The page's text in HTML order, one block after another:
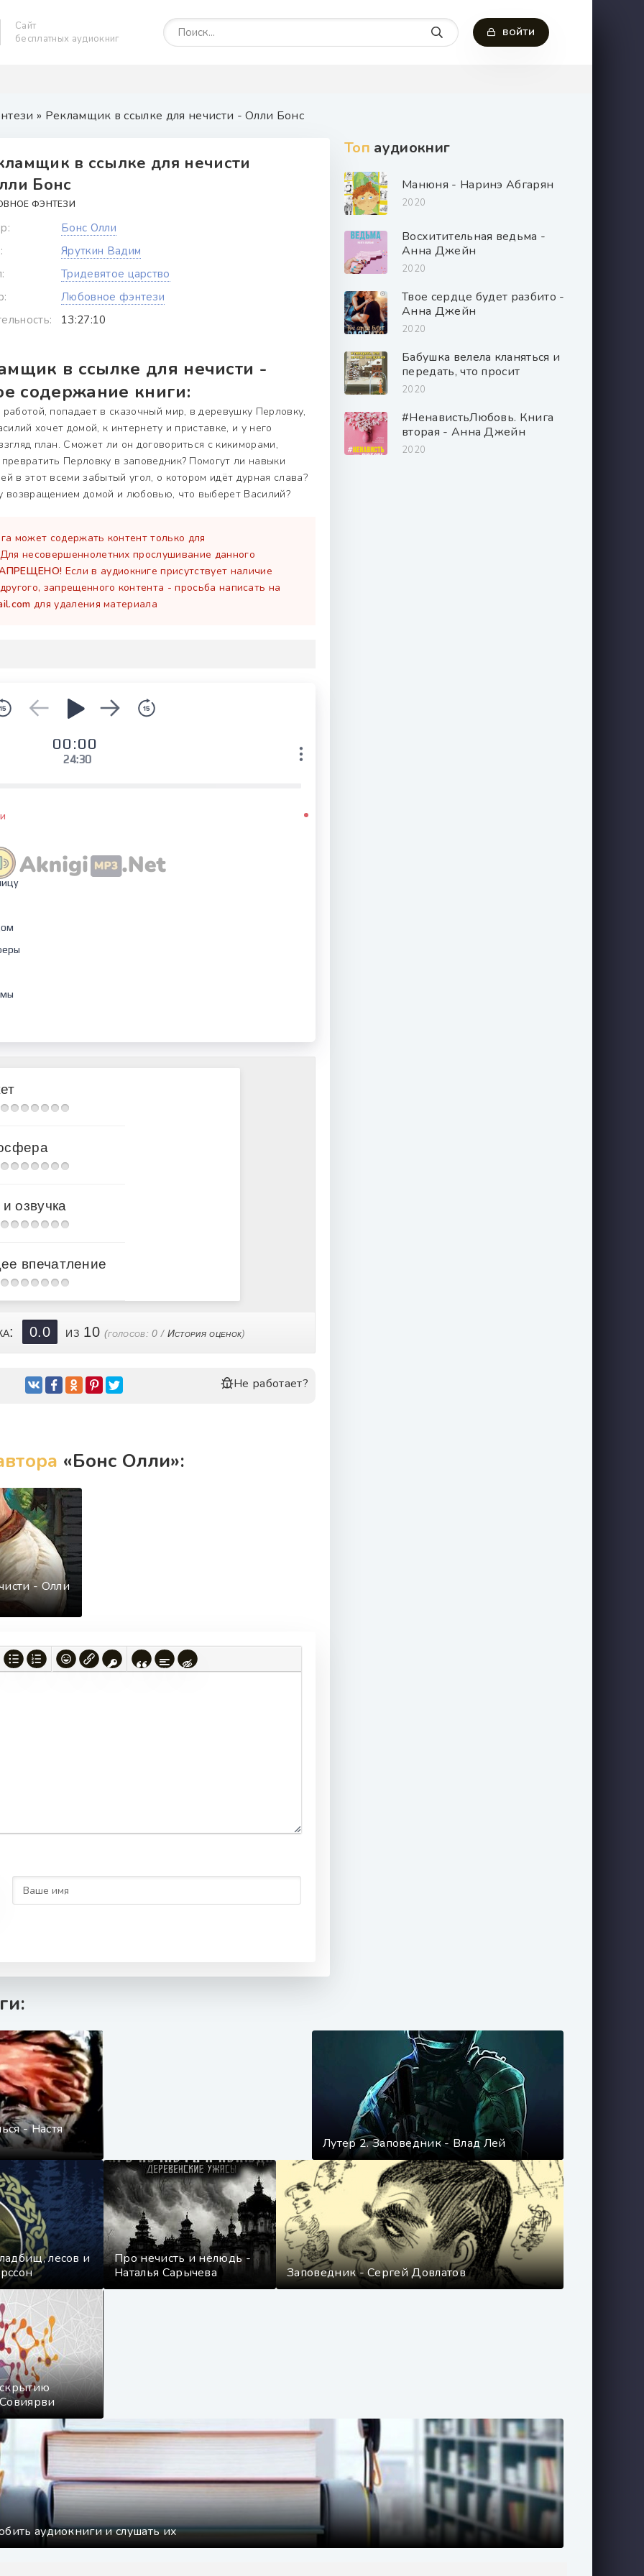
Сайт
бесплатных аудиокниг
ВОЙТИ
» Рекламщик в ссылке для нечисти - Олли Бонс
в ссылке для нечисти
Бонс
ФЭНТЕЗИ
Бонс Олли
Яруткин Вадим
Тридевятое царство
Любовное фэнтези
13:27:10
в ссылке для нечисти -
содержание книги:
попадает в сказочный мир, в деревушку Перловку,
хочет домой, к интернету и приставке, и у него
план. Сможет ли он договориться с кикиморами,
Перловку в заповедник? Помогут ли навыки
в этот всеми забытый угол, о котором идёт дурная слава?
возвращением домой и любовью, что выберет Василий?
может содержать контент только для
несовершеннолетних прослушивание данного
Если в аудиокниге присутствует наличие
запрещенного контента - просьба написать на
для удаления материала
00:00
24:30
открытие
плану
знакомства
жизни и любви
и обратно
и озвучка
впечатление
0.0 из 10(голосов:0 / История оценок)
Не работает?
«Бонс Олли»:
- Олли
Топ аудиокниг
Манюня - Наринэ Абгарян
2020
Восхитительная ведьма -
Анна Джейн
2020
Твое сердце будет разбито -
Анна Джейн
2020
Бабушка велела кланяться и
передать, что просит
прощения - Фредерик
2020
#НенавистьЛюбовь. Книга
вторая - Анна Джейн
2020
- Настя
Лутер 2. Заповедник - Влад Лей
лесов и
Про нечисть и нелюдь -
Наталья Сарычева
Заповедник - Сергей Довлатов
аудиокниги и слушать их